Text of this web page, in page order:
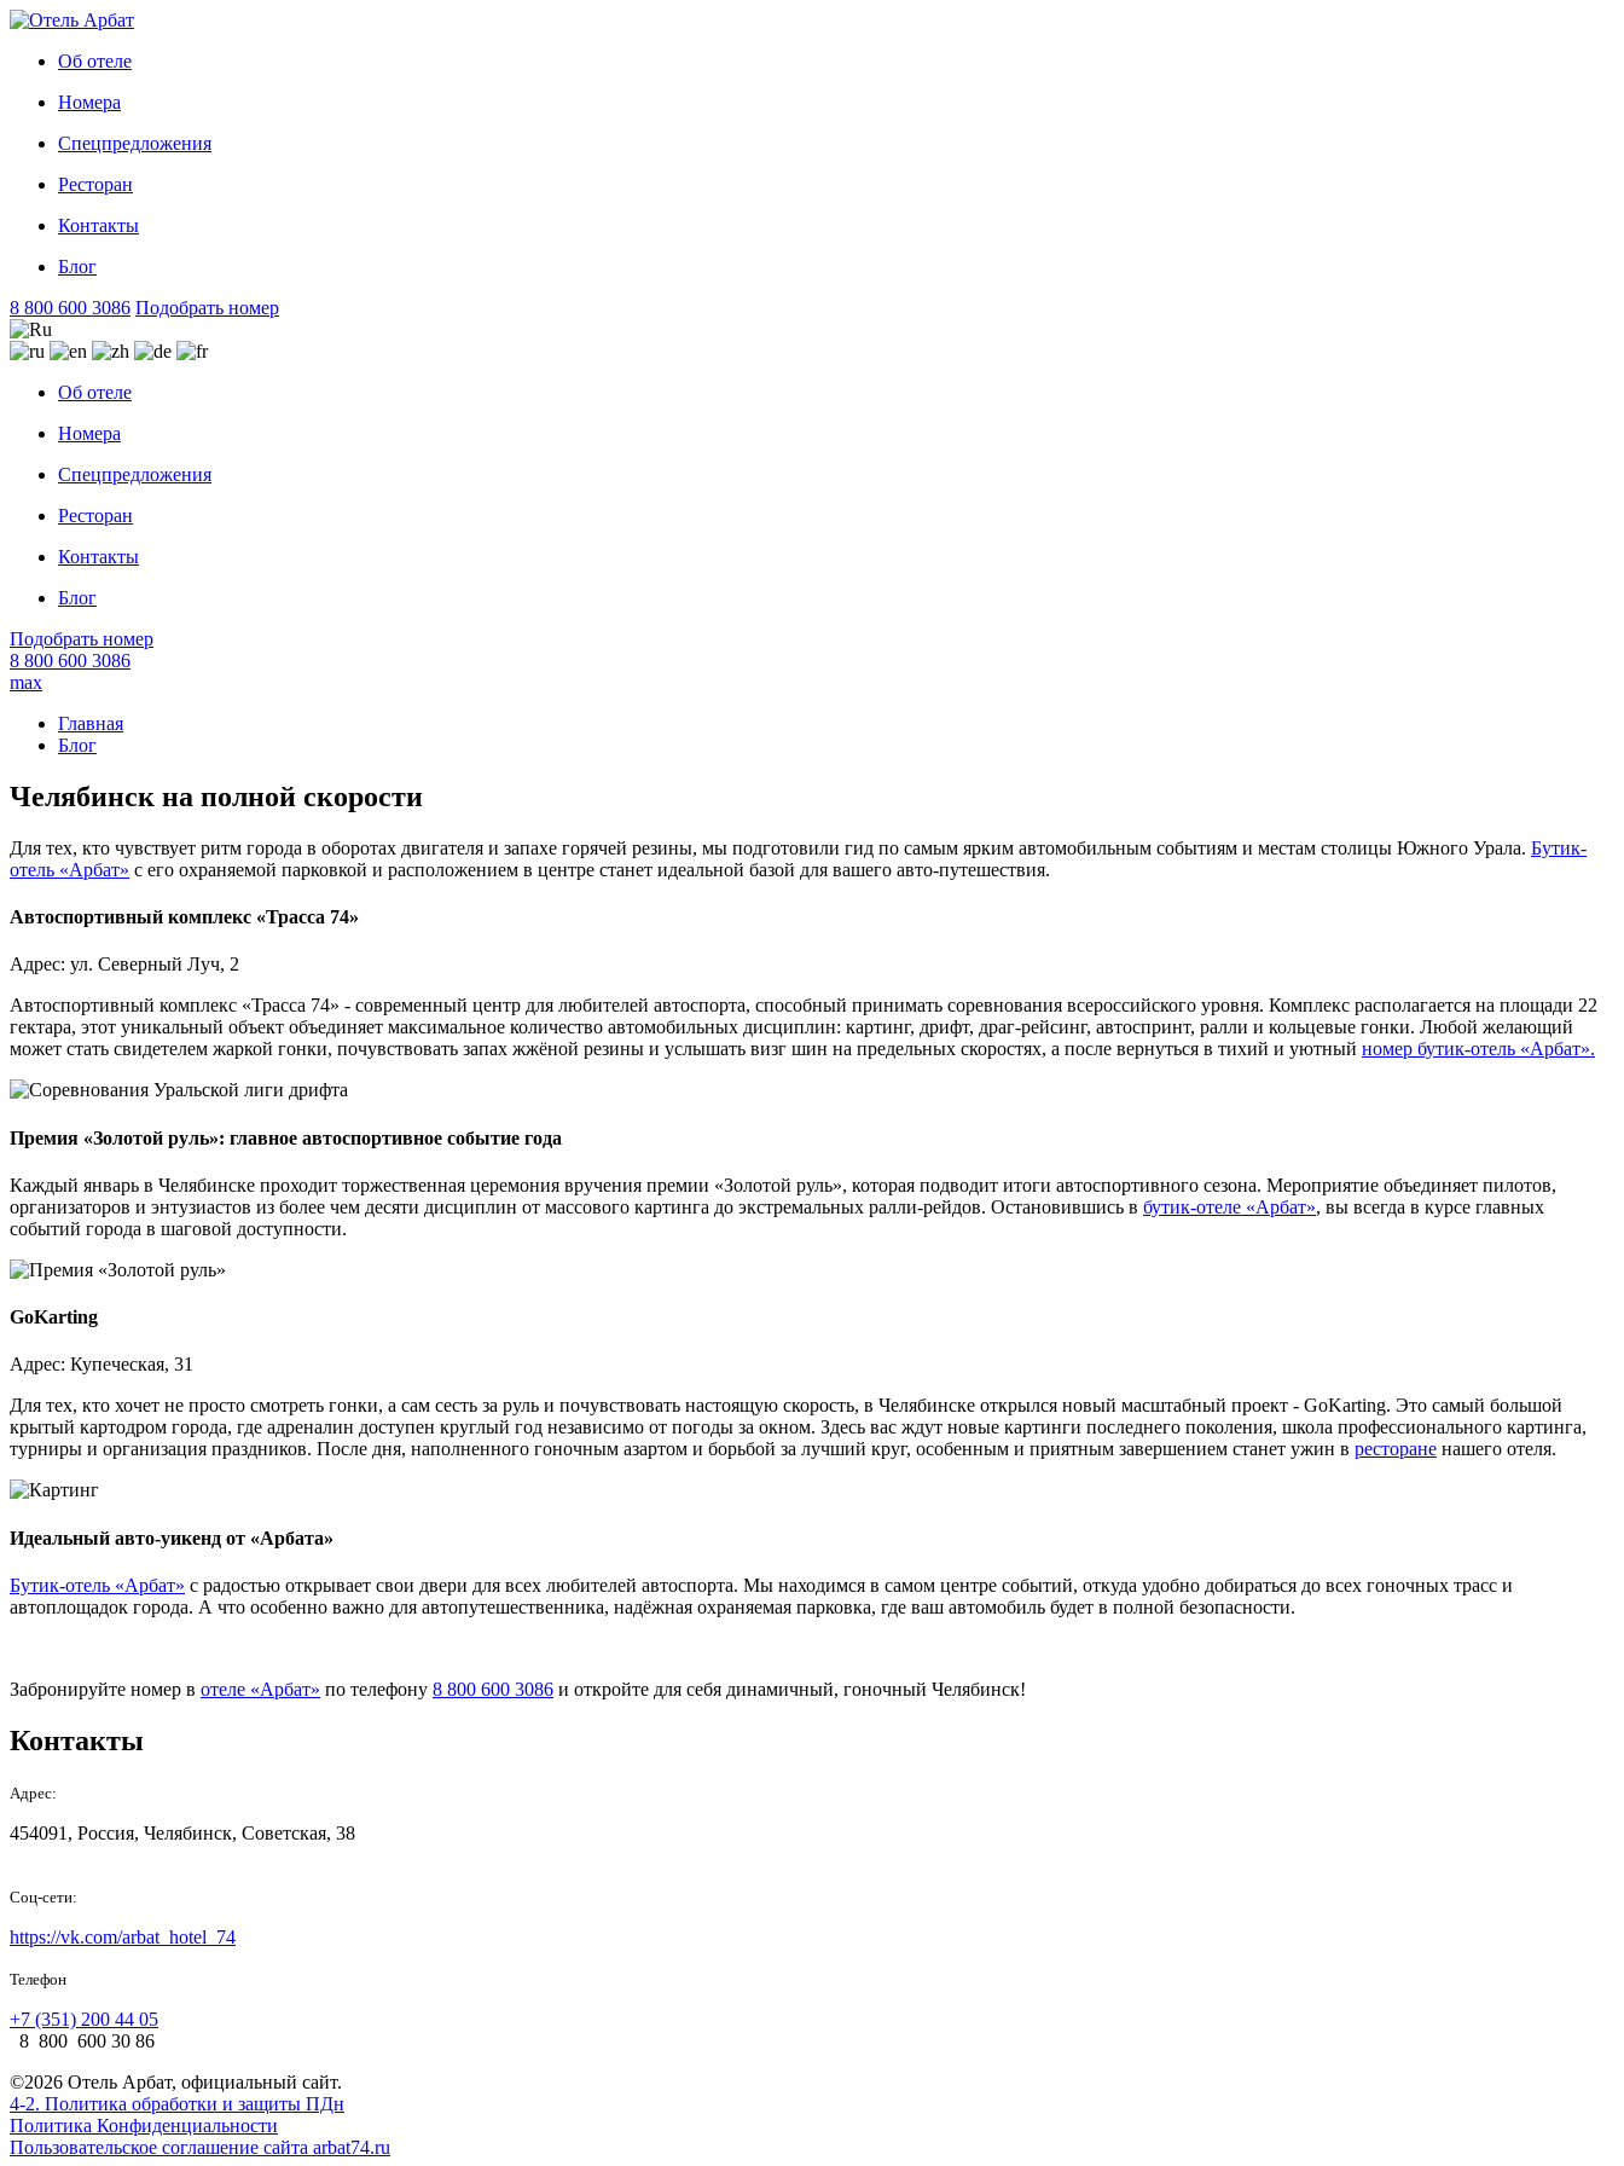
Об отеле
Номера
Спецпредложения
Ресторан
Контакты
Блог
8 800 600 3086 Подобрать номер
Об отеле
Номера
Спецпредложения
Ресторан
Контакты
Блог
Подобрать номер
8 800 600 3086
max
Главная
Блог
Челябинск на полной скорости
Для тех, кто чувствует ритм города в оборотах двигателя и запахе горячей резины, мы подготовили гид по самым ярким автомобильным событиям и местам столицы Южного Урала. Бутик-
отель «Арбат» с его охраняемой парковкой и расположением в центре станет идеальной базой для вашего авто-путешествия.
Автоспортивный комплекс «Трасса 74»
Адрес: ул. Северный Луч, 2
Автоспортивный комплекс «Трасса 74» - современный центр для любителей автоспорта, способный принимать соревнования всероссийского уровня. Комплекс располагается на площади 22
гектара, этот уникальный объект объединяет максимальное количество автомобильных дисциплин: картинг, дрифт, драг-рейсинг, автоспринт, ралли и кольцевые гонки. Любой желающий
может стать свидетелем жаркой гонки, почувствовать запах жжёной резины и услышать визг шин на предельных скоростях, а после вернуться в тихий и уютный номер бутик-отель «Арбат».
Премия «Золотой руль»: главное автоспортивное событие года
Каждый январь в Челябинске проходит торжественная церемония вручения премии «Золотой руль», которая подводит итоги автоспортивного сезона. Мероприятие объединяет пилотов,
организаторов и энтузиастов из более чем десяти дисциплин от массового картинга до экстремальных ралли-рейдов. Остановившись в бутик-отеле «Арбат», вы всегда в курсе главных
событий города в шаговой доступности.
GoKarting
Адрес: Купеческая, 31
Для тех, кто хочет не просто смотреть гонки, а сам сесть за руль и почувствовать настоящую скорость, в Челябинске открылся новый масштабный проект - GoKarting. Это самый большой
крытый картодром города, где адреналин доступен круглый год независимо от погоды за окном. Здесь вас ждут новые картинги последнего поколения, школа профессионального картинга,
турниры и организация праздников. После дня, наполненного гоночным азартом и борьбой за лучший круг, особенным и приятным завершением станет ужин в ресторане нашего отеля.
Идеальный авто-уикенд от «Арбата»
Бутик-отель «Арбат» с радостью открывает свои двери для всех любителей автоспорта. Мы находимся в самом центре событий, откуда удобно добираться до всех гоночных трасс и
автоплощадок города. А что особенно важно для автопутешественника, надёжная охраняемая парковка, где ваш автомобиль будет в полной безопасности.
Забронируйте номер в отеле «Арбат» по телефону 8 800 600 3086 и откройте для себя динамичный, гоночный Челябинск!
Контакты
Адрес:
454091, Россия, Челябинск, Советская, 38
Соц-сети:
https://vk.com/arbat_hotel_74
Телефон
+7 (351) 200 44 05
8 800 600 30 86
©2026 Отель Арбат, официальный сайт.
4-2. Политика обработки и защиты ПДн
Политика Конфиденциальности
Пользовательское соглашение сайта arbat74.ru